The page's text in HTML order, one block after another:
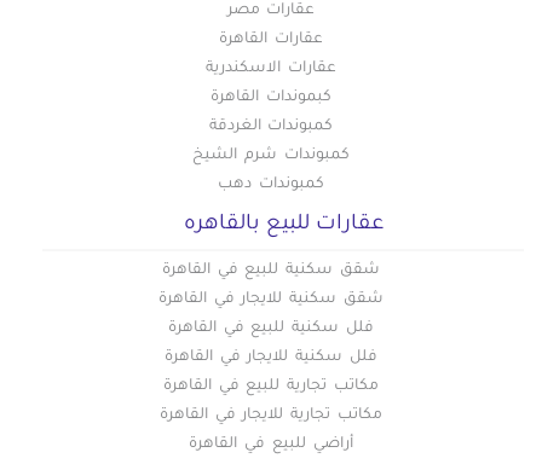
عقارات مصر
عقارات القاهرة
عقارات الاسكندرية
كبموندات القاهرة
كمبوندات الغردقة
كمبوندات شرم الشيخ
كمبوندات دهب
عقارات للبيع بالقاهره
شقق سكنية للبيع في القاهرة
شقق سكنية للايجار في القاهرة
فلل سكنية للبيع في القاهرة
فلل سكنية للايجار في القاهرة
مكاتب تجارية للبيع في القاهرة
مكاتب تجارية للايجار في القاهرة
أراضي للبيع في القاهرة